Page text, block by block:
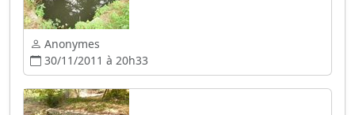
Anonymes
30/11/2011 à 20h33